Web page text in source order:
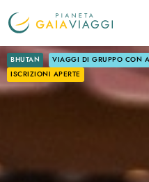
BHUTAN
VIAGGI DI GRUPPO CON
ISCRIZIONI APERTE